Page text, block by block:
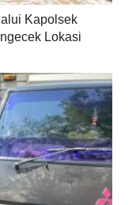
Kapolsek
Lokasi